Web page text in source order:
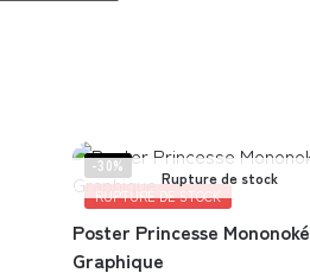
-30%
RUPTURE DE STOCK
Rupture de stock
Poster Princesse Mononoké
Graphique